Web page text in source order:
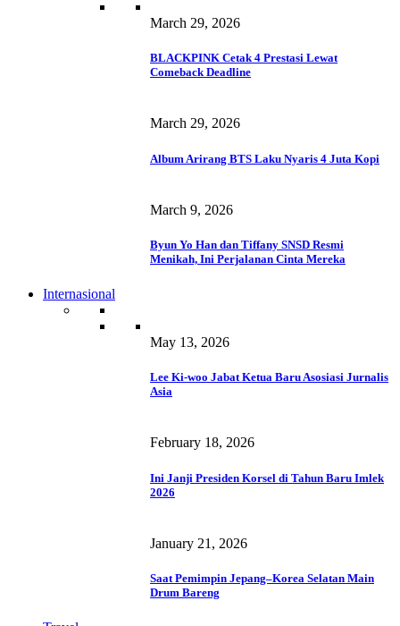
March 29, 2026
BLACKPINK Cetak 4 Prestasi Lewat
Comeback Deadline
March 29, 2026
Album Arirang BTS Laku Nyaris 4 Juta Kopi
March 9, 2026
Byun Yo Han dan Tiffany SNSD Resmi
Menikah, Ini Perjalanan Cinta Mereka
Internasional
May 13, 2026
Lee Ki-woo Jabat Ketua Baru Asosiasi Jurnalis
Asia
February 18, 2026
Ini Janji Presiden Korsel di Tahun Baru Imlek
2026
January 21, 2026
Saat Pemimpin Jepang–Korea Selatan Main
Drum Bareng